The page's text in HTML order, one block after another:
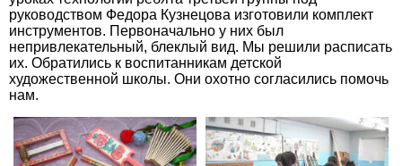
руководством Федора Кузнецова изготовили комплект
инструментов. Первоначально у них был
непривлекательный, блеклый вид. Мы решили расписать
их. Обратились к воспитанникам детской
художественной школы. Они охотно согласились помочь
нам.